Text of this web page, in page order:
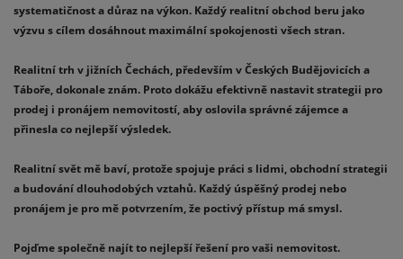
systematičnost a důraz na výkon. Každý realitní obchod beru jako
výzvu s cílem dosáhnout maximální spokojenosti všech stran.
Realitní trh v jižních Čechách, především v Českých Budějovicích a
Táboře, dokonale znám. Proto dokážu efektivně nastavit strategii pro
prodej i pronájem nemovitostí, aby oslovila správné zájemce a
přinesla co nejlepší výsledek.
Realitní svět mě baví, protože spojuje práci s lidmi, obchodní strategii
a budování dlouhodobých vztahů. Každý úspěšný prodej nebo
pronájem je pro mě potvrzením, že poctivý přístup má smysl.
Pojďme společně najít to nejlepší řešení pro vaši nemovitost.